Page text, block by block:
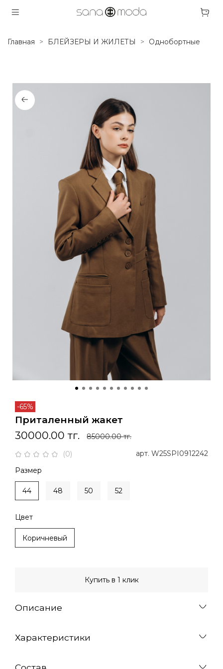
Главная БЛЕЙЗЕРЫ И ЖИЛЕТЫ Однобортные
-65%
(0) арт. W25SPI0912242
Приталенный жакет
30000.00 тг. 85000.00 тг.
Купить в 1 клик
Размер
44 48 50 52
Цвет
Коричневый
Описание
Характеристики